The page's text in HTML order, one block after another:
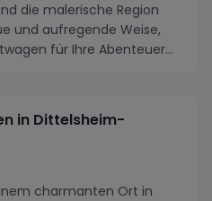
die malerische Region
und aufregende Weise,
für Ihre Abenteuer
in Dittelsheim-
charmanten Ort in